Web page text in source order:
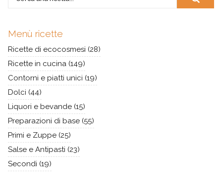
Menù ricette
Ricette di ecocosmesi (28)
Ricette in cucina (149)
Contorni e piatti unici (19)
Dolci (44)
Liquori e bevande (15)
Preparazioni di base (55)
Primi e Zuppe (25)
Salse e Antipasti (23)
Secondi (19)